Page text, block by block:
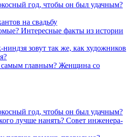
год, чтобы он был удачным?
на свадьбу
Интересные факты из истории
зовут так же, как художников
самым главным? Женщина со
год, чтобы он был удачным?
лучше нанять? Совет инженера-